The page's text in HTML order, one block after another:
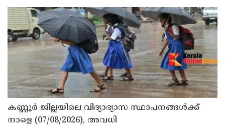
നിര്യാതനായി
കണ്ണൂർ ജില്ലയിലെ വിദ്യാഭ്യാസ സ്ഥാപനങ്ങള്‍ക്ക്
നാളെ (07/08/2026), അവധി